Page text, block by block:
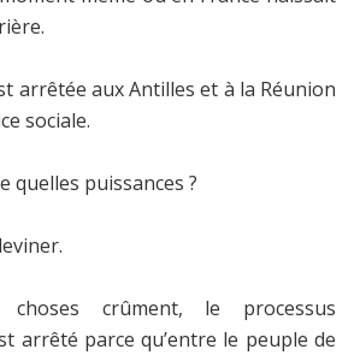
arrêtée aux Antilles et à la Réunion
sociale.
quelles puissances ?
crûment, le processus
arrêté parce qu’entre le peuple de